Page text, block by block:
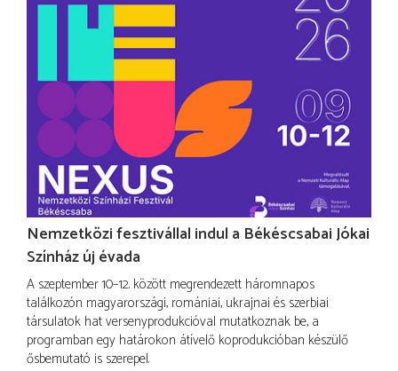
Nemzetközi fesztivállal indul a Békéscsabai Jókai
Színház új évada
A szeptember 10–12. között megrendezett háromnapos
találkozón magyarországi, romániai, ukrajnai és szerbiai
társulatok hat versenyprodukcióval mutatkoznak be, a
programban egy határokon átívelő koprodukcióban készülő
ősbemutató is szerepel.